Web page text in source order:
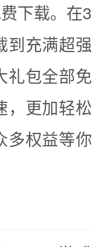
下载。在3
到充满超强
礼包全部免
，更加轻松
多权益等你